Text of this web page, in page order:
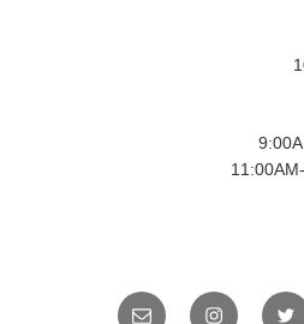
טוויטר אינסטגרםאימייל